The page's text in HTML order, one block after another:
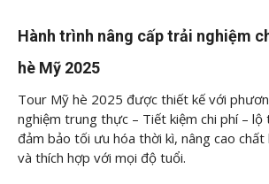
Hành trình nâng cấp trải nghiệm
hè Mỹ 2025
Tour Mỹ hè 2025 được thiết kế với
nghiệm trung thực – Tiết kiệm chi phí – lộ
đảm bảo tối ưu hóa thời kì, nâng cao
và thích hợp với mọi độ tuổi.